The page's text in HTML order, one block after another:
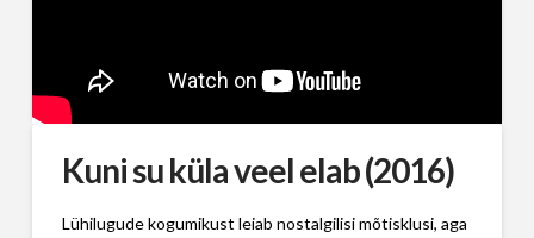
Kuni su küla veel elab (2016)
Lühilugude kogumikust leiab nostalgilisi mõtisklusi, aga